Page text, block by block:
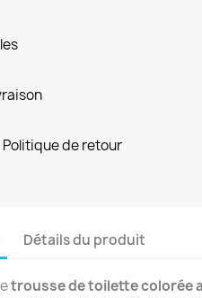
de retour
Détails du produit
trousse de toilette colorée